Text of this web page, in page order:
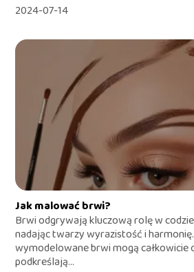
2024-07-14
Jak malować brwi?
Brwi odgrywają kluczową rolę w
nadając twarzy wyrazistość i
wymodelowane brwi mogą całkowicie
podkreślają...